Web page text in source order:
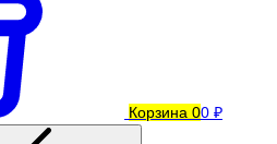
Корзина 00 ₽